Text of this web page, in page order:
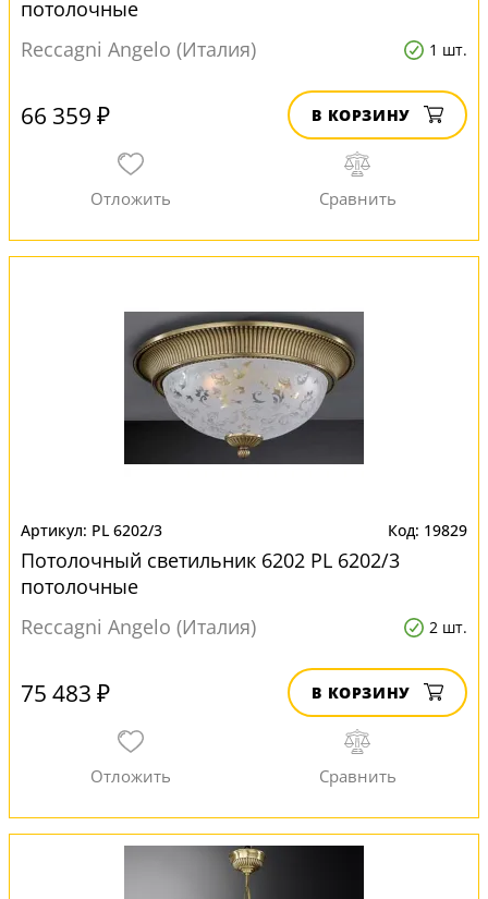
потолочные
Reccagni Angelo (Италия)
1 шт.
66 359 ₽ В КОРЗИНУ
PL 6202/3 19829
Потолочный светильник 6202 PL 6202/3
потолочные
Reccagni Angelo (Италия)
2 шт.
75 483 ₽ В КОРЗИНУ